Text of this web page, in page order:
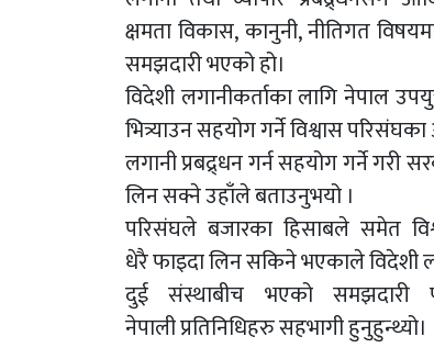
क्षमता विकास, कानुनी, नीतिगत
समझदारी भएको हो।
विदेशी लगानीकर्ताका लागि नेपाल
भित्र्याउन सहयोग गर्ने विश्वास
लगानी प्रबद्र्धन गर्न सहयोग गर्ने
लिन सक्ने उहाँले बताउनुभयो ।
परिसंघले बजारका हिसाबले समेत
धेरै फाइदा लिन सकिने भएकाले विदेशी
दुई संस्थाबीच भएको समझदारी
नेपाली प्रतिनिधिहरु सहभागी हुनुहुन्थ्यो।